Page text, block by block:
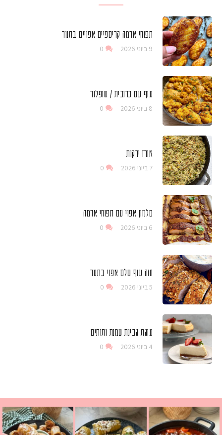
תפוחי אדמה קריספיים אפויים בתנור
9 ביוני 2026 0
עוף עם כרובית / שופלור
8 ביוני 2026 0
אורז ירקות
7 ביוני 2026 0
סלמון אפוי עם תפוחי אדמה
6 ביוני 2026 0
חזה עוף שלם אפוי בתנור
5 ביוני 2026 0
עוגת גבינת שמנת ותותים
4 ביוני 2026 0
בולגרית מעודנת מ
פרגיות קריספיים ממכרים שמכינים בכמה דקות עב